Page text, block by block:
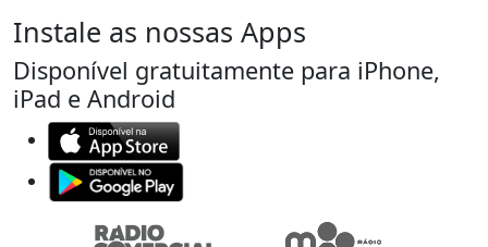
Instale as nossas Apps
Disponível gratuitamente para iPhone,
iPad e Android